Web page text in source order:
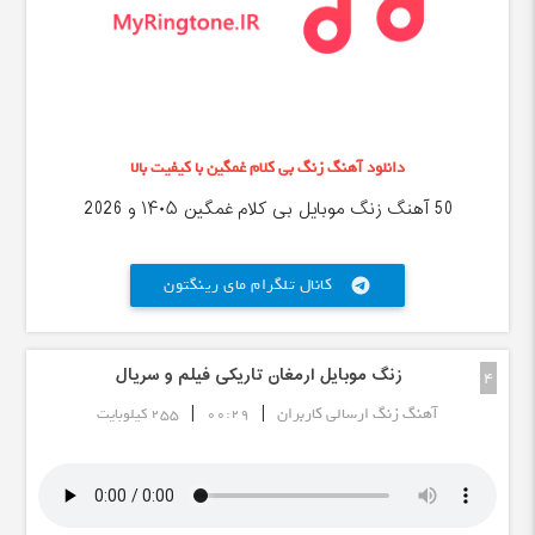
دانلود آهنگ زنگ بی کلام غمگین با کیفیت بالا
50 آهنگ زنگ موبایل بی کلام غمگین ۱۴۰۵ و 2026
کانال تلگرام مای رینگتون telegram
4 زنگ موبایل ارمغان تاریکی فیلم و سریال
آهنگ زنگ ارسالی کاربران |
00:29
| 255 کیلوبایت